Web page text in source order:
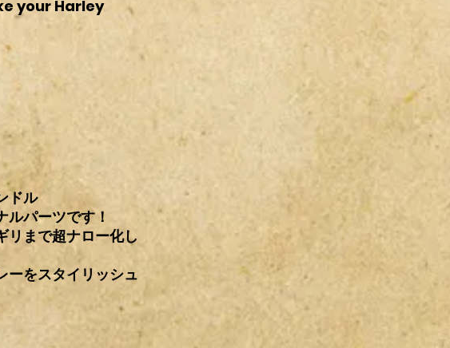
your Harley
ドル
パーツです！
まで超ナロー化し
ーをスタイリッシュ
当社では適合流用などの個別のご質問にはお答えできま
段ボール発送の場合、気泡緩衝材と比べ梱包サイズが
大きくなります。その為、送料が高くなる可能性がござ
いますので、その場合はご理解の程宜しくお願い致しま
発送途中での破損紛失につきましては一切保証致しま
せん。予めご了承下さい。
沖縄・北海道など航空機で運送する場所ではガスタン
ク・その他オイル使用部品は、発送できませんのでご了